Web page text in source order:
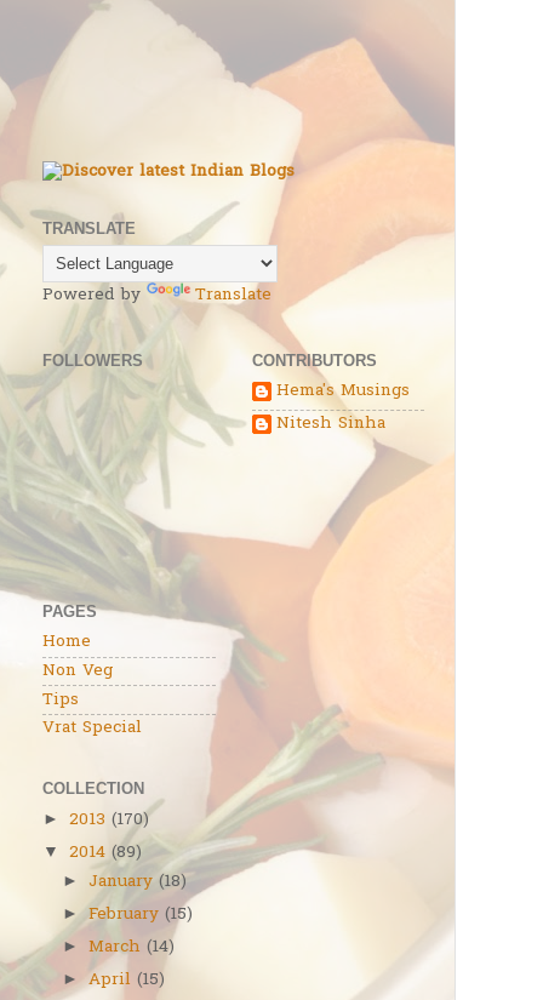
TRANSLATE
Powered by Translate
FOLLOWERS
PAGES
Home
Non Veg
Tips
Vrat Special
CONTRIBUTORS
Hema's Musings
Nitesh Sinha
COLLECTION
► 2013 (170)
▼ 2014 (89)
►January (18)
►February (15)
►March (14)
►April (15)